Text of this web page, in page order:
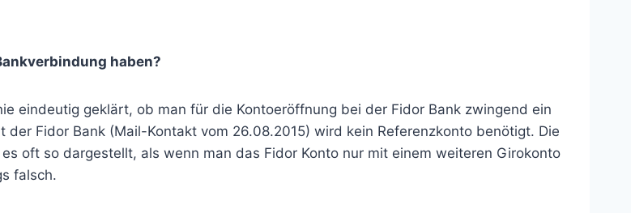
haben?
eindeutig geklärt, ob man für die Kontoeröffnung bei der Fidor Bank zwingend ein
Fidor Bank (Mail-Kontakt vom 26.08.2015) wird kein Referenzkonto benötigt. Die
oft so dargestellt, als wenn man das Fidor Konto nur mit einem weiteren Girokonto
falsch.